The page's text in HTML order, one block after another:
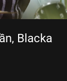
Blacka